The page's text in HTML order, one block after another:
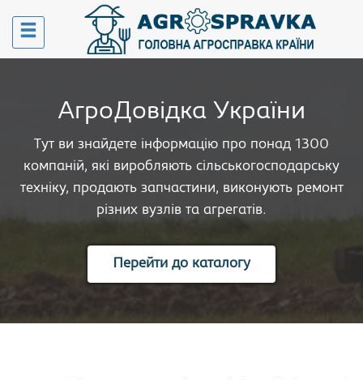
АгроДовідка України
Тут ви знайдете інформацію про понад 1300
компаній, які виробляють сільськогосподарську
техніку, продають запчастини, виконують ремонт
різних вузлів та агрегатів.
Перейти до каталогу